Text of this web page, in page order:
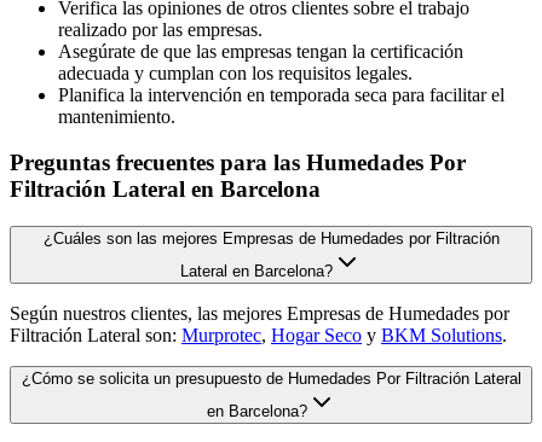
Verifica las opiniones de otros clientes sobre el trabajo
realizado por las empresas.
Asegúrate de que las empresas tengan la certificación
adecuada y cumplan con los requisitos legales.
Planifica la intervención en temporada seca para facilitar el
mantenimiento.
Preguntas frecuentes para las Humedades Por
Filtración Lateral en Barcelona
¿Cuáles son las mejores Empresas de Humedades por Filtración
Lateral en Barcelona?
Según nuestros clientes, las mejores Empresas de Humedades por
Filtración Lateral son: Murprotec, Hogar Seco y BKM Solutions.
¿Cómo se solicita un presupuesto de Humedades Por Filtración Lateral
en Barcelona?